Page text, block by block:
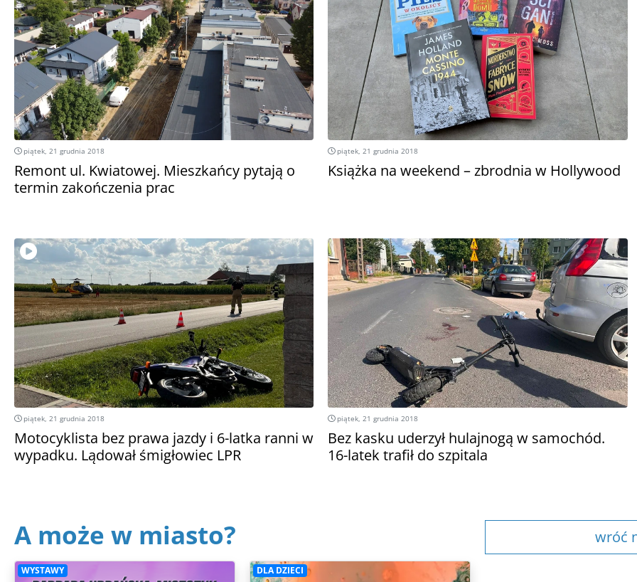
piątek, 21 grudnia 2018
Remont ul. Kwiatowej. Mieszkańcy pytają o
termin zakończenia prac
piątek, 21 grudnia 2018
Książka na weekend – zbrodnia w Hollywood
piątek, 21 grudnia 2018
Motocyklista bez prawa jazdy i 6-latka ranni w
wypadku. Lądował śmigłowiec LPR
piątek, 21 grudnia 2018
Bez kasku uderzył hulajnogą w samochód.
16-latek trafił do szpitala
A może w miasto?
WYSTAWY DLA DZIECI
wróć